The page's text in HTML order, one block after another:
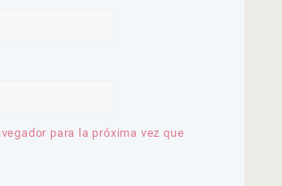
para la próxima vez que